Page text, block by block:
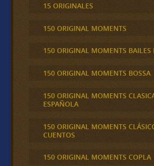
15 ORIGINALES
150 ORIGINAL MOMENTS
150 ORIGINAL MOMENTS BAILES
150 ORIGINAL MOMENTS BOSSA
150 ORIGINAL MOMENTS
ESPAÑOLA
150 ORIGINAL MOMENTS
CUENTOS
150 ORIGINAL MOMENTS COPLA